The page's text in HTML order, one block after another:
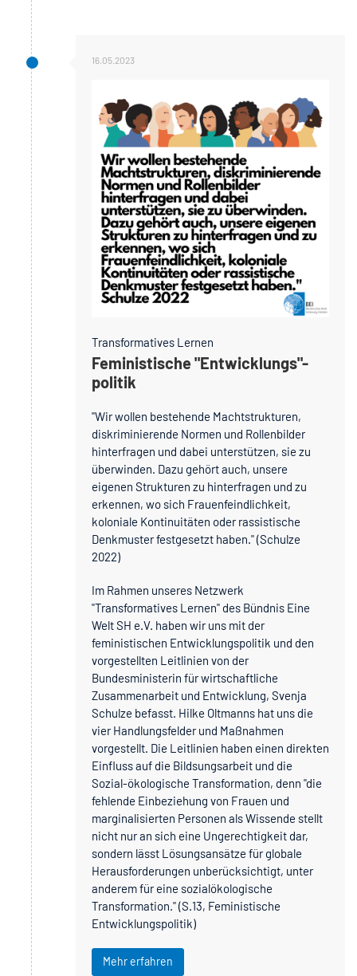
16.05.2023
Transformatives Lernen
Feministische "Entwicklungs"-
politik
"Wir wollen bestehende Machtstrukturen,
diskriminierende Normen und Rollenbilder
hinterfragen und dabei unterstützen, sie zu
überwinden. Dazu gehört auch, unsere
eigenen Strukturen zu hinterfragen und zu
erkennen, wo sich Frauenfeindlichkeit,
koloniale Kontinuitäten oder rassistische
Denkmuster festgesetzt haben." (Schulze
2022)
Im Rahmen unseres Netzwerk
"Transformatives Lernen" des Bündnis Eine
Welt SH e.V. haben wir uns mit der
feministischen Entwicklungspolitik und den
vorgestellten Leitlinien von der
Bundesministerin für wirtschaftliche
Zusammenarbeit und Entwicklung, Svenja
Schulze befasst. Hilke Oltmanns hat uns die
vier Handlungsfelder und Maßnahmen
vorgestellt. Die Leitlinien haben einen direkten
Einfluss auf die Bildsungsarbeit und die
Sozial-ökologische Transformation, denn "die
fehlende Einbeziehung von Frauen und
marginalisierten Personen als Wissende stellt
nicht nur an sich eine Ungerechtigkeit dar,
sondern lässt Lösungsansätze für globale
Herausforderungen unberücksichtigt, unter
anderem für eine sozialökologische
Transformation." (S.13, Feministische
Entwicklungspolitik)
Mehr erfahren